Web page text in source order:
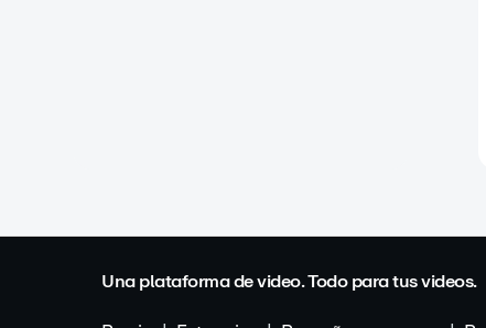
Una plataforma de video. Todo para tus videos.